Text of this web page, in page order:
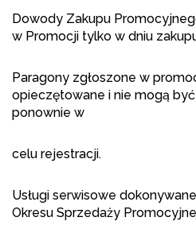
Dowody Zakupu
w Promocji tylko w dniu
Paragony zgłoszone w
opieczętowane i nie mogą
ponownie w
celu rejestracji.
Usługi serwisowe
Okresu Sprzedaży